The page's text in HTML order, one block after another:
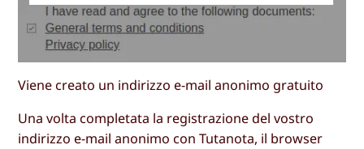
Viene creato un indirizzo e-mail anonimo gratuito
Una volta completata la registrazione del vostro
indirizzo e-mail anonimo con Tutanota, il browser